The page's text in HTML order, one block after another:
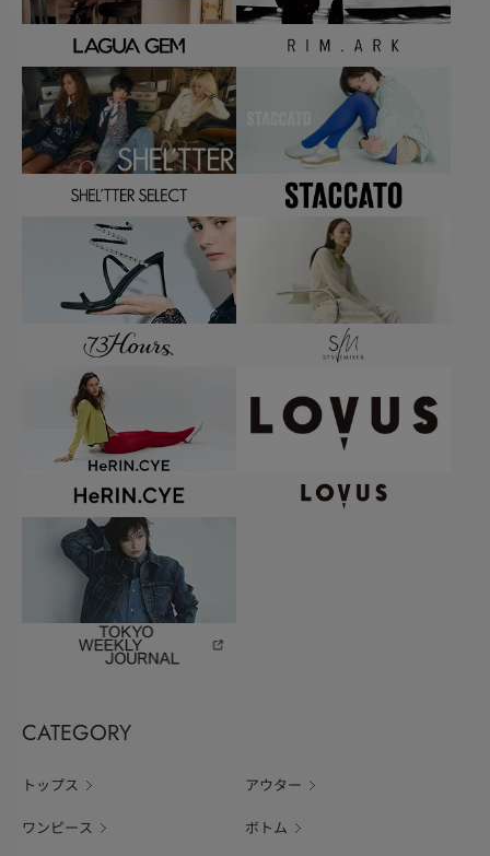
CATEGORY
トップス アウター
ワンピース ボトム